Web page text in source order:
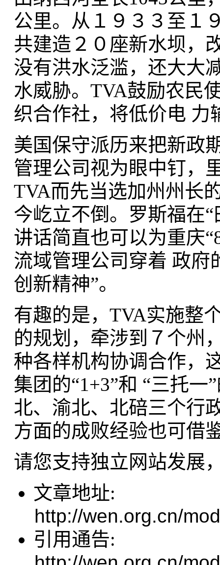
公里。从１９３３至１
共建造２０座新水坝，
没有洪水泛滥，还大大
水威胁。TVA鼓励农民
织合作社，将低价电 力
美国保守派历来把新政
管理公司视为眼中钉，
TVA而先当选加州州长
今屹立不倒。罗斯福在
讲话简直也可以为重庆
流域管理公司穿着 政府
创新精神”。
有趣的是，TVA实施整
的规划，牵涉到７个州
种各样机构协调合作，
集团的“1+3”和 “三托
北、渝北、北碚三个行
方面的成败经验也可借
请您支持独立网站发展
文章地址:
http://wen.org.cn/
引用通告: